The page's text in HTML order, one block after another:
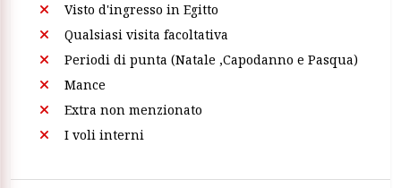
Visto d'ingresso in Egitto
Qualsiasi visita facoltativa
Periodi di punta (Natale ,Capodanno e Pasqua)
Mance
Extra non menzionato
I voli interni